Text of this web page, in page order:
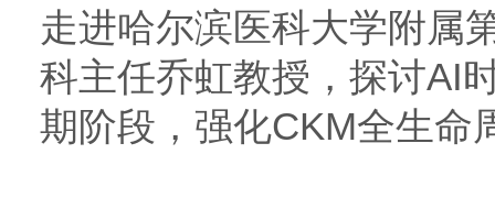
走进哈尔滨医科大学附属
科主任乔虹教授，探讨AI
期阶段，强化CKM全生命